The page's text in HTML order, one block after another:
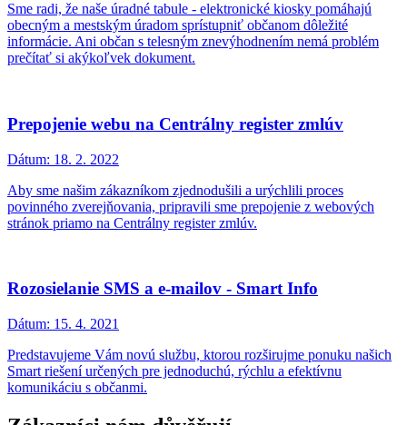
Sme radi, že naše úradné tabule - elektronické kiosky pomáhajú
obecným a mestským úradom sprístupniť občanom dôležité
informácie. Ani občan s telesným znevýhodnením nemá problém
prečítať si akýkoľvek dokument.
Prepojenie webu na Centrálny register zmlúv
Dátum: 18. 2. 2022
Aby sme našim zákazníkom zjednodušili a urýchlili proces
povinného zverejňovania, pripravili sme prepojenie z webových
stránok priamo na Centrálny register zmlúv.
Rozosielanie SMS a e-mailov - Smart Info
Dátum: 15. 4. 2021
Predstavujeme Vám novú službu, ktorou rozširujme ponuku našich
Smart riešení určených pre jednoduchú, rýchlu a efektívnu
komunikáciu s občanmi.